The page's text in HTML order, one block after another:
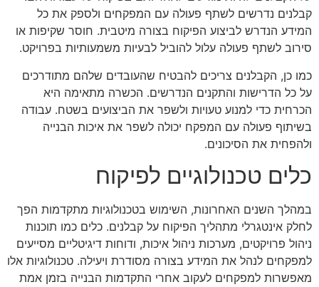
קבלנים נדרשים לשתף פעולה עם המפקחים ולספק את כל
המידע הנדרש לביצוע הפיקוח בצורה מיטבית. חוסר שקיפות או
סירוב לשתף פעולה עלול להוביל לבעיות משמעותיות בפרויקט.
כמו כן, הקבלנים צריכים להבטיח שהעובדים שלהם מתודרכים
על כל הדרישות והתקנים הנדרשים. הכשרה מתאימה היא
הכרחית כדי למנוע טעויות ולשפר את הביצועים בשטח. עבודה
בשיתוף פעולה עם המפקח יכולה לשפר את איכות הבנייה
ולהפחית את הסיכונים.
כלים טכנולוגיים לפיקוח
במהלך השנים האחרונות, השימוש בטכנולוגיות מתקדמות הפך
לחלק אינטגרלי מתהליך הפיקוח על קבלנים. כלים כמו תוכנות
ניהול פרויקטים, מערכות ניהול איכות, ודוחות דיגיטליים מסייעים
למפקחים לנהל את המידע בצורה מסודרת ויעילה. טכנולוגיות אלו
מאפשרות למפקחים לעקוב אחרי התקדמות הבנייה בזמן אמת